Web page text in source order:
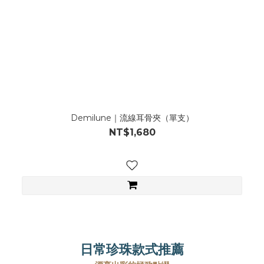
Demilune｜流線耳骨夾（單支）
NT$1,680
日常珍珠款式推薦